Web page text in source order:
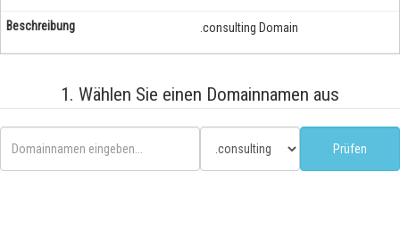
.consulting Domain
1. Wählen Sie einen Domainnamen aus